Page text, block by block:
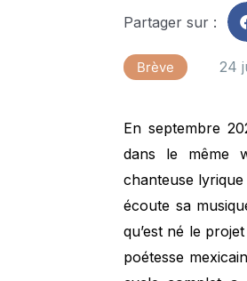
Partager sur :
Brève 24
En septembre
dans le même
chanteuse
écoute sa
qu’est né le
poétesse